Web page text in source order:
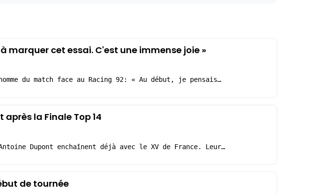
cet essai. C'est une immense joie »
du match face au Racing 92: « Au début, je pensais…
la Finale Top 14
Dupont enchaînent déjà avec le XV de France. Leur…
de tournée